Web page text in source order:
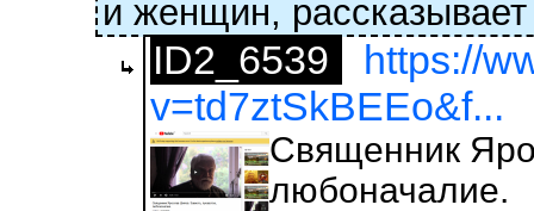
и женщин,
ID2_6539
https://
v=td7ztSkBEEo&f...
Священник
любоначалие.